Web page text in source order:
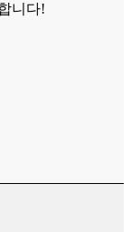
니다!